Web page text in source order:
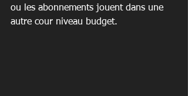
ou les abonnements jouent dans une
autre cour niveau budget.